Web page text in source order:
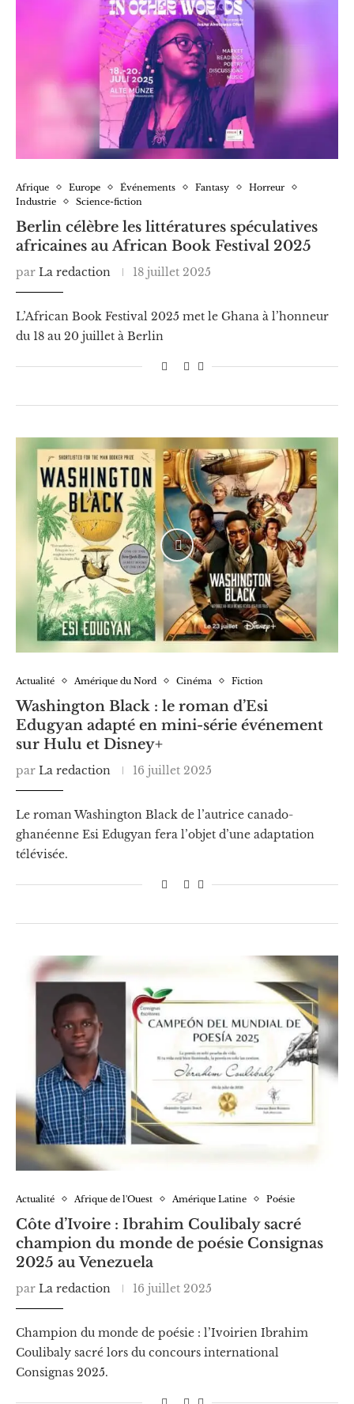
Afrique Europe Événements Fantasy
Horreur
Industrie
Science-fiction
Berlin célèbre les littératures spéculatives
africaines au African Book Festival 2025
par La redaction 18 juillet 2025
L’African Book Festival 2025 met le Ghana à l’honneur
du 18 au 20 juillet à Berlin
Actualité Amérique du Nord Cinéma Fiction
Washington Black : le roman d’Esi
Edugyan adapté en mini-série événement
sur Hulu et Disney+
par La redaction 16 juillet 2025
Le roman Washington Black de l’autrice canado-
ghanéenne Esi Edugyan fera l’objet d’une adaptation
télévisée.
Actualité Afrique de l'Ouest Amérique Latine Poésie
Côte d’Ivoire : Ibrahim Coulibaly sacré
champion du monde de poésie Consignas
2025 au Venezuela
par La redaction 16 juillet 2025
Champion du monde de poésie : l’Ivoirien Ibrahim
Coulibaly sacré lors du concours international
Consignas 2025.